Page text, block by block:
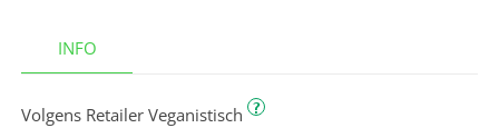
INFO
Volgens Retailer Veganistisch ?